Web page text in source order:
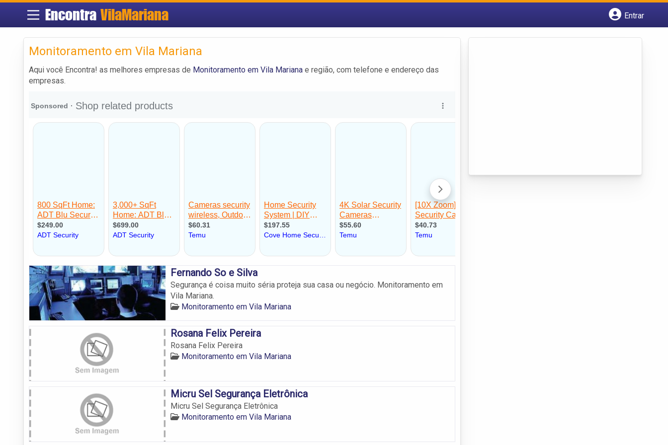
Encontra VilaMariana
Entrar
Monitoramento em Vila Mariana
Aqui você Encontra! as melhores empresas de Monitoramento em Vila Mariana e região, com telefone e endereço das
empresas.
Fernando So e Silva
Segurança é coisa muito séria proteja sua casa ou negócio. Monitoramento em
Vila Mariana.
Monitoramento em Vila Mariana
Rosana Felix Pereira
Rosana Felix Pereira
Monitoramento em Vila Mariana
Micru Sel Segurança Eletrônica
Micru Sel Segurança Eletrônica
Monitoramento em Vila Mariana